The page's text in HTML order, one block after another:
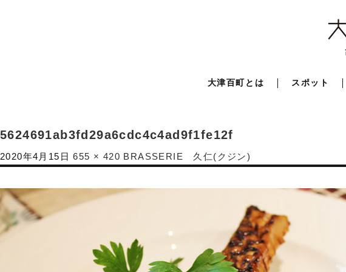
大津百町とは スポット
5624691ab3fd29a6cdc4c4ad9f1fe12f
2020年4月15日 655 × 420 BRASSERIE 久仁(クジン)